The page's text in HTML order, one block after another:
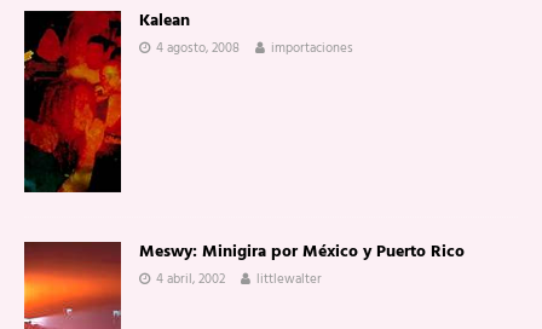
Kalean
4 agosto, 2008 importaciones
Meswy: Minigira por México y Puerto Rico
4 abril, 2002 littlewalter